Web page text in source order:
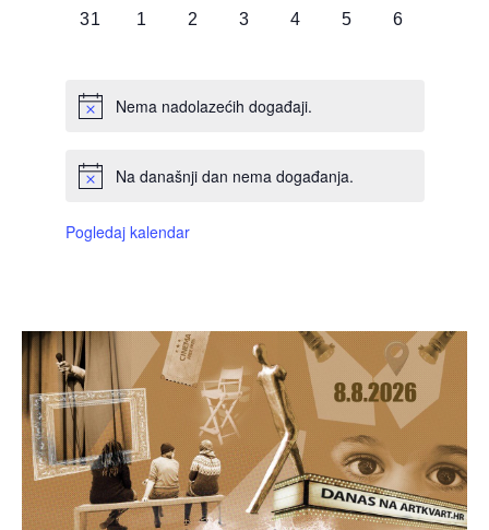
0
31
0
1
0
2
0
3
0
4
0
5
0
6
Nema nadolazećih događaji.
Na današnji dan nema događanja.
Pogledaj kalendar